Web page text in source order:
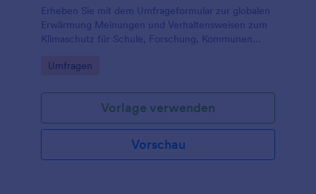
Erheben Sie mit dem Umfrageformular zur globalen
Erwärmung Meinungen und Verhaltensweisen zum
Klimaschutz für Schule, Forschung, Kommunen
über Jotform.
Go to Category:
Umfragen
Vorlage verwenden
Vorschau